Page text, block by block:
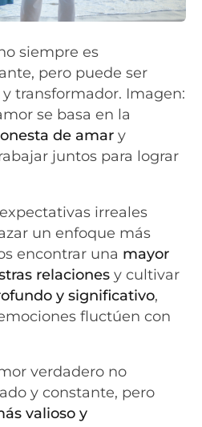
siempre es
pero puede ser
transformador. Imagen:
se basa en la
de amar y
juntos para lograr
irreales
un enfoque más
encontrar una mayor
relaciones y cultivar
y significativo,
fluctúen con
verdadero no
y constante, pero
valioso y